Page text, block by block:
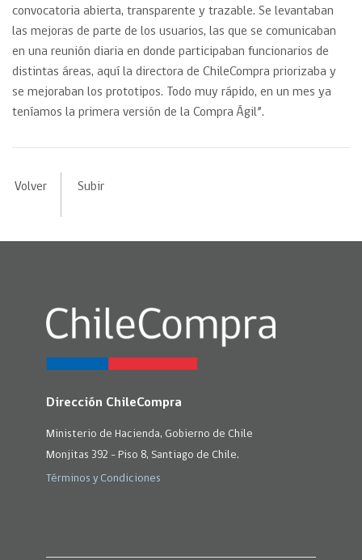
convocatoria abierta, transparente y trazable. Se levantaban
las mejoras de parte de los usuarios, las que se comunicaban
en una reunión diaria en donde participaban funcionarios de
distintas áreas, aquí la directora de ChileCompra priorizaba y
se mejoraban los prototipos. Todo muy rápido, en un mes ya
teníamos la primera versión de la Compra Ágil”.
Volver Subir
Dirección ChileCompra
Ministerio de Hacienda, Gobierno de Chile
Monjitas 392 - Piso 8, Santiago de Chile.
Términos y Condiciones